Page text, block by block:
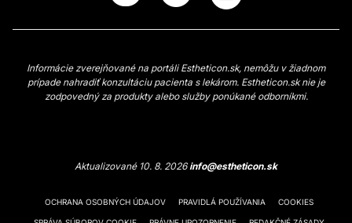
Informácie zverejňované na portáli Estheticon.sk, nemôžu v žiadnom
prípade nahradiť konzultáciu pacienta s lekárom. Estheticon.sk nie je
zodpovedný za produkty alebo služby ponúkané odborníkmi.
Aktualizované 10. 8. 2026info@estheticon.sk
OCHRANA OSOBNÝCH ÚDAJOV PRAVIDLÁ POUŽÍVANIA COOKIES